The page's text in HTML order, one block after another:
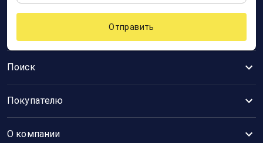
Поиск
Покупателю
О компании
Отправить